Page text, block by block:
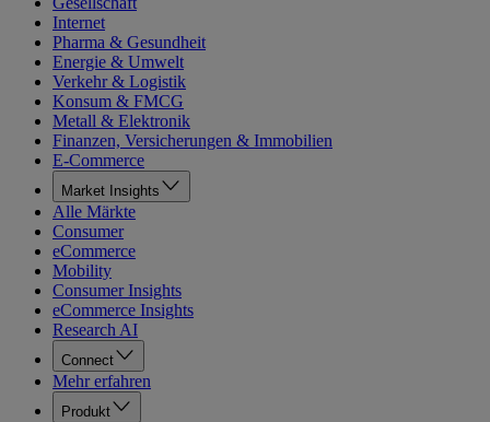
Internet
Pharma & Gesundheit
Energie & Umwelt
Verkehr & Logistik
Konsum & FMCG
Metall & Elektronik
Finanzen, Versicherungen & Immobilien
E-Commerce
Market Insights
Alle Märkte
Consumer
eCommerce
Mobility
Consumer Insights
eCommerce Insights
Research AI
Connect
Mehr erfahren
Produkt